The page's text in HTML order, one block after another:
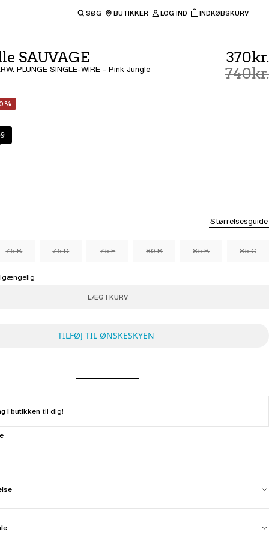
hovednavigationen.
SØG BUTIKKER LOG IND INDKØBSKURV
SAUVAGE
PLUNGE SINGLE-WIRE - Pink Jungle
370kr.
740kr.
Størrelsesguide
75 B 75 D 75 F 80 B 85 B 85 C
LÆG I KURV
TILFØJ TIL ØNSKESKYEN
i butikken til dig!